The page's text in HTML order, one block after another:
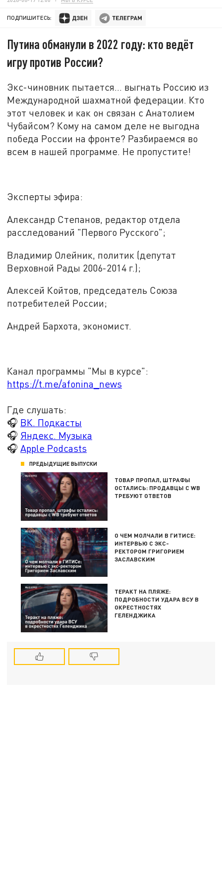
ПОДПИШИТЕСЬ:
Путина обманули в 2022 году: кто ведёт
игру против России?
Экс-чиновник пытается... выгнать Россию из
Международной шахматной федерации. Кто
этот человек и как он связан с Анатолием
Чубайсом? Кому на самом деле не выгодна
победа России на фронте? Разбираемся во
всем в нашей программе. Не пропустите!
Эксперты эфира:
Александр Степанов, редактор отдела
расследований "Первого Русского";
Владимир Олейник, политик (депутат
Верховной Рады 2006-2014 г.);
Алексей Койтов, председатель Союза
потребителей России;
Андрей Бархота, экономист.
Канал программы "Мы в курсе":
https://t.me/afonina_news
Где слушать:
🎧 ВК. Подкасты
🎧 Яндекс. Музыка
🎧Apple Podcasts
ПРЕДЫДУЩИЕ ВЫПУСКИ
ТОВАР ПРОПАЛ, ШТРАФЫ
ОСТАЛИСЬ: ПРОДАВЦЫ С WB
ТРЕБУЮТ ОТВЕТОВ
О ЧЕМ МОЛЧАЛИ В ГИТИСЕ:
ИНТЕРВЬЮ С ЭКС-
РЕКТОРОМ ГРИГОРИЕМ
ЗАСЛАВСКИМ
ТЕРАКТ НА ПЛЯЖЕ:
ПОДРОБНОСТИ УДАРА ВСУ В
ОКРЕСТНОСТЯХ
ГЕЛЕНДЖИКА